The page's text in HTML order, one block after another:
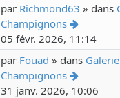
par Richmond63 » dans
Champignons
Voir le
05 févr. 2026, 11:14
par Fouad » dans
Champignons
Voir le
31 janv. 2026, 10:06